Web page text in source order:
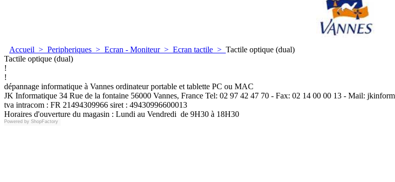
Accueil > Peripheriques > Ecran - Moniteur> Ecran tactile > Tactile optique (dual)
Tactile optique (dual)
!
!
dépannage informatique à Vannes ordinateur portable et tablette PC ou MAC
JK Informatique 34 Rue de la fontaine 56000 Vannes, France Tel: 02 97 42 47 70 - Fax: 02 14 00 00 13 - Mail:
tva intracom : FR 21494309966 siret : 49430996600013
Horaires d'ouverture du magasin : Lundi au Vendredi de 9H30 à 18H30
Powered by ShopFactory